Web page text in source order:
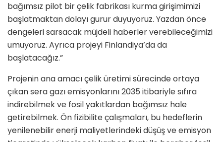
bağımsız pilot bir çelik fabrikası kurma girişimimizi
başlatmaktan dolayı gurur duyuyoruz. Yazdan önce
dengeleri sarsacak müjdeli haberler verebileceğimizi
umuyoruz. Ayrıca projeyi Finlandiya’da da
başlatacağız.”
Projenin ana amacı çelik üretimi sürecinde ortaya
çıkan sera gazı emisyonlarını 2035 itibariyle sıfıra
indirebilmek ve fosil yakıtlardan bağımsız hale
getirebilmek. Ön fizibilite çalışmaları, bu hedeflerin
yenilenebilir enerji maliyetlerindeki düşüş ve emisyon